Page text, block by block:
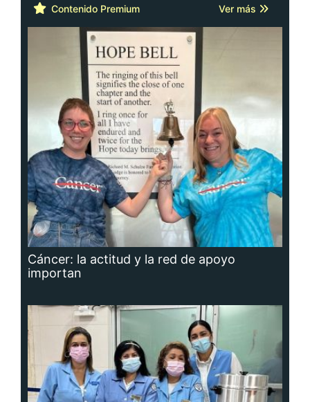
Contenido Premium Ver más
Cáncer: la actitud y la red de apoyo
importan